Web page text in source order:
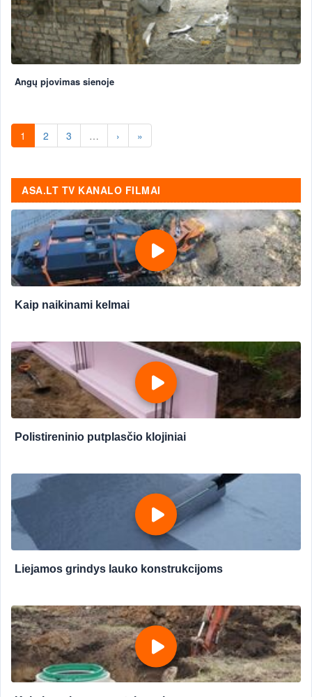
Angų pjovimas sienoje
1 2 3 … › »
ASA.LT TV KANALO FILMAI
Kaip naikinami kelmai
Polistireninio putplasčio klojiniai
Liejamos grindys lauko konstrukcijoms